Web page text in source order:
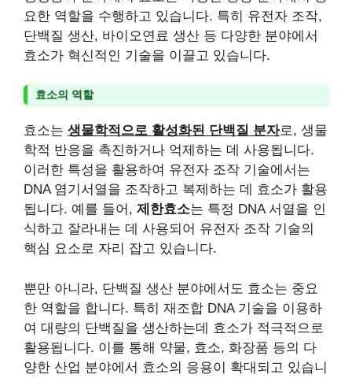
요한 역할을 수행하고 있습니다. 특히 유전자 조작,
단백질 생산, 바이오연료 생산 등 다양한 분야에서
효소가 혁신적인 기술을 이끌고 있습니다.
효소의 역할
효소는 생물학적으로 활성화된 단백질 분자로, 생물
학적 반응을 촉진하거나 억제하는 데 사용됩니다.
이러한 특성을 활용하여 유전자 조작 기술에서는
DNA 염기서열을 조작하고 복제하는 데 효소가 활용
됩니다. 예를 들어, 제한효소는 특정 DNA 서열을 인
식하고 잘라내는 데 사용되어 유전자 조작 기술의
핵심 요소로 자리 잡고 있습니다.
뿐만 아니라, 단백질 생산 분야에서도 효소는 중요
한 역할을 합니다. 특히 재조합 DNA 기술을 이용하
여 대량의 단백질을 생산하는데 효소가 적극적으로
활용됩니다. 이를 통해 약물, 효소, 화장품 등의 다
양한 산업 분야에서 효소의 응용이 확대되고 있습니